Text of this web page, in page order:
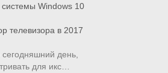
системы Windows 10
телевизора в 2017
день,
для икс…